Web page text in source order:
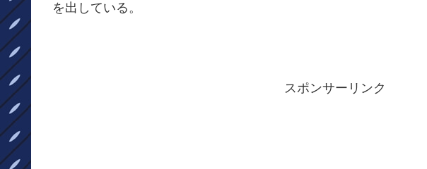
を出している。
スポンサーリンク